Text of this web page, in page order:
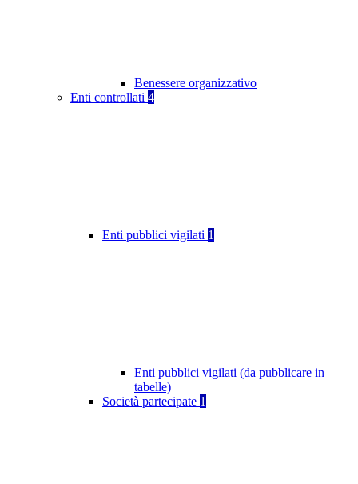
Benessere organizzativo
Enti controllati 4
Enti pubblici vigilati 1
Enti pubblici vigilati (da pubblicare in
tabelle)
Società partecipate 1